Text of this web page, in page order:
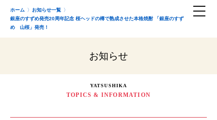
ホーム
お知らせ一覧
銀座のすずめ発売20周年記念 桜ヘッドの樽で熟成させた本格焼酎 「銀座のすず
め 山桜」発売！
お知らせ
YATSUSHIKA
TOPICS & INFORMATION